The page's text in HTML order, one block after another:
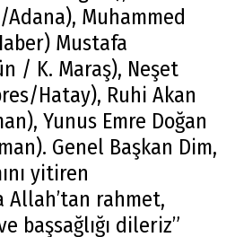
Adana), Muhammed
Mustafa
/ K. Maraş), Neşet
Hatay), Ruhi Akan
Yunus Emre Doğan
Genel Başkan Dim,
yitiren
Allah’tan rahmet,
başsağlığı dileriz”